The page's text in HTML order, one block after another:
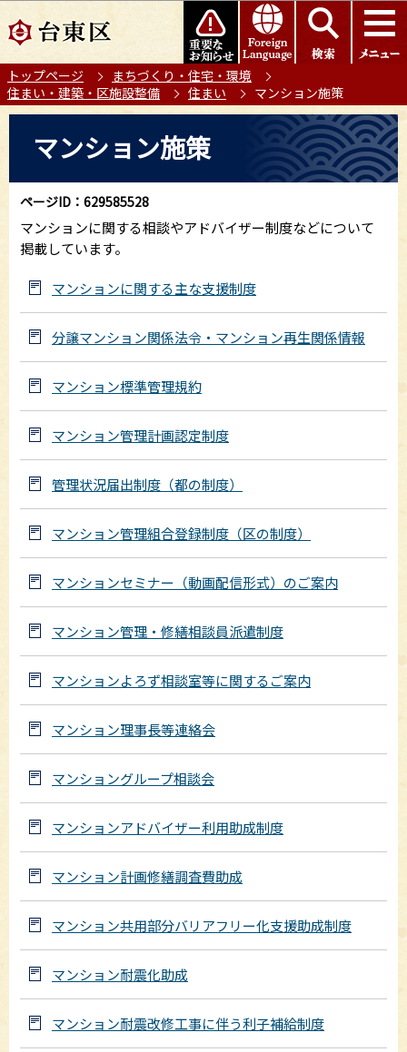
の
ー
ジ
このページの本文へ移動
トップページ
まちづくり・住宅・環境
住まい・建築・区施設整備
住まい マンション施策
マンション施策
ページID：629585528
マンションに関する相談やアドバイザー制度などについて
掲載しています。
マンションに関する主な支援制度
分譲マンション関係法令・マンション再生関係情報
マンション標準管理規約
マンション管理計画認定制度
管理状況届出制度（都の制度）
マンション管理組合登録制度（区の制度）
マンションセミナー（動画配信形式）のご案内
マンション管理・修繕相談員派遣制度
マンションよろず相談室等に関するご案内
マンション理事長等連絡会
マンショングループ相談会
マンションアドバイザー利用助成制度
マンション計画修繕調査費助成
マンション共用部分バリアフリー化支援助成制度
マンション耐震化助成
マンション耐震改修工事に伴う利子補給制度